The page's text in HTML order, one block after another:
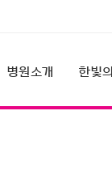
병원소개 한빛